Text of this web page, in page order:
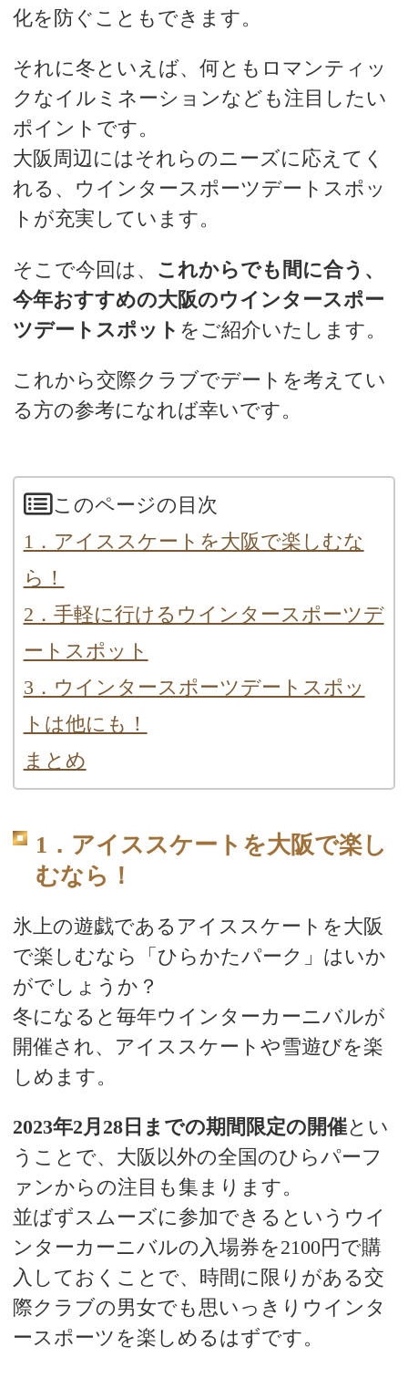
化を防ぐこともできます。
それに冬といえば、何ともロマンティッ
クなイルミネーションなども注目したい
ポイントです。
大阪周辺にはそれらのニーズに応えてく
れる、ウインタースポーツデートスポッ
トが充実しています。
そこで今回は、 これからでも間に合う、
今年おすすめの大阪のウインタースポー
ツデートスポット をご紹介いたします。
これから交際クラブでデートを考えてい
る方の参考になれば幸いです。
このページの目次
1．アイススケートを大阪で楽しむな
ら！
2．手軽に行けるウインタースポーツデ
ートスポット
3．ウインタースポーツデートスポッ
トは他にも！
まとめ
1．アイススケートを大阪で楽し
むなら！
氷上の遊戯であるアイススケートを大阪
で楽しむなら「ひらかたパーク」はいか
がでしょうか？
冬になると毎年ウインターカーニバルが
開催され、アイススケートや雪遊びを楽
しめます。
2023年2月28日までの期間限定の開催とい
うことで、大阪以外の全国のひらパーフ
ァンからの注目も集まります。
並ばずスムーズに参加できるというウイ
ンターカーニバルの入場券を2100円で購
入しておくことで、時間に限りがある交
際クラブの男女でも思いっきりウインタ
ースポーツを楽しめるはずです。